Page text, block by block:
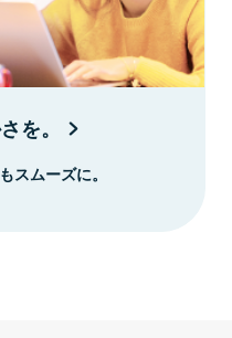
を。
スムーズに。